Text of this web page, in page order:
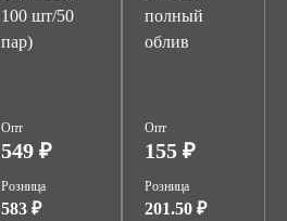
100 шт/50
пар)
Опт
549 ₽
Розница
583 ₽
полный
облив
Опт
155 ₽
Розница
201.50 ₽